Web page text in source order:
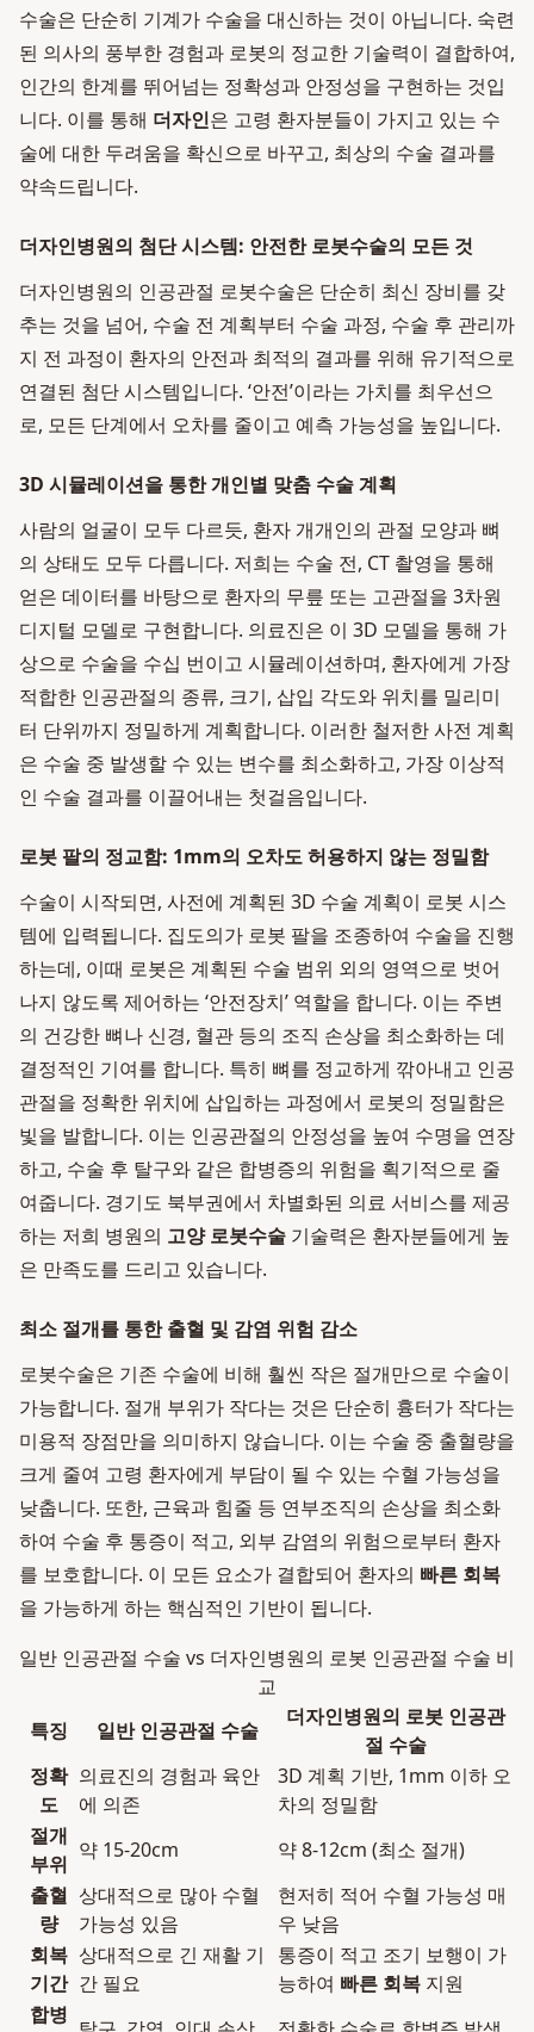
수술은 단순히 기계가 수술을 대신하는 것이 아닙니다. 숙련
된 의사의 풍부한 경험과 로봇의 정교한 기술력이 결합하여,
인간의 한계를 뛰어넘는 정확성과 안정성을 구현하는 것입
니다. 이를 통해 더자인은 고령 환자분들이 가지고 있는 수
술에 대한 두려움을 확신으로 바꾸고, 최상의 수술 결과를
약속드립니다.
더자인병원의 첨단 시스템: 안전한 로봇수술의 모든 것
더자인병원의 인공관절 로봇수술은 단순히 최신 장비를 갖
추는 것을 넘어, 수술 전 계획부터 수술 과정, 수술 후 관리까
지 전 과정이 환자의 안전과 최적의 결과를 위해 유기적으로
연결된 첨단 시스템입니다. ‘안전’이라는 가치를 최우선으
로, 모든 단계에서 오차를 줄이고 예측 가능성을 높입니다.
3D 시뮬레이션을 통한 개인별 맞춤 수술 계획
사람의 얼굴이 모두 다르듯, 환자 개개인의 관절 모양과 뼈
의 상태도 모두 다릅니다. 저희는 수술 전, CT 촬영을 통해
얻은 데이터를 바탕으로 환자의 무릎 또는 고관절을 3차원
디지털 모델로 구현합니다. 의료진은 이 3D 모델을 통해 가
상으로 수술을 수십 번이고 시뮬레이션하며, 환자에게 가장
적합한 인공관절의 종류, 크기, 삽입 각도와 위치를 밀리미
터 단위까지 정밀하게 계획합니다. 이러한 철저한 사전 계획
은 수술 중 발생할 수 있는 변수를 최소화하고, 가장 이상적
인 수술 결과를 이끌어내는 첫걸음입니다.
로봇 팔의 정교함: 1mm의 오차도 허용하지 않는 정밀함
수술이 시작되면, 사전에 계획된 3D 수술 계획이 로봇 시스
템에 입력됩니다. 집도의가 로봇 팔을 조종하여 수술을 진행
하는데, 이때 로봇은 계획된 수술 범위 외의 영역으로 벗어
나지 않도록 제어하는 ‘안전장치’ 역할을 합니다. 이는 주변
의 건강한 뼈나 신경, 혈관 등의 조직 손상을 최소화하는 데
결정적인 기여를 합니다. 특히 뼈를 정교하게 깎아내고 인공
관절을 정확한 위치에 삽입하는 과정에서 로봇의 정밀함은
빛을 발합니다. 이는 인공관절의 안정성을 높여 수명을 연장
하고, 수술 후 탈구와 같은 합병증의 위험을 획기적으로 줄
여줍니다. 경기도 북부권에서 차별화된 의료 서비스를 제공
하는 저희 병원의 고양 로봇수술 기술력은 환자분들에게 높
은 만족도를 드리고 있습니다.
최소 절개를 통한 출혈 및 감염 위험 감소
로봇수술은 기존 수술에 비해 훨씬 작은 절개만으로 수술이
가능합니다. 절개 부위가 작다는 것은 단순히 흉터가 작다는
미용적 장점만을 의미하지 않습니다. 이는 수술 중 출혈량을
크게 줄여 고령 환자에게 부담이 될 수 있는 수혈 가능성을
낮춥니다. 또한, 근육과 힘줄 등 연부조직의 손상을 최소화
하여 수술 후 통증이 적고, 외부 감염의 위험으로부터 환자
를 보호합니다. 이 모든 요소가 결합되어 환자의 빠른 회복
을 가능하게 하는 핵심적인 기반이 됩니다.
일반 인공관절 수술 vs 더자인병원의 로봇 인공관절 수술 비
교
특징
일반 인공관절 수술
더자인병원의 로봇 인공관
절 수술
정확
도
의료진의 경험과 육안
에 의존
3D 계획 기반, 1mm 이하 오
차의 정밀함
절개
부위
약 15-20cm
약 8-12cm (최소 절개)
출혈
량
상대적으로 많아 수혈
가능성 있음
현저히 적어 수혈 가능성 매
우 낮음
회복
기간
상대적으로 긴 재활 기
간 필요
통증이 적고 조기 보행이 가
능하여 빠른 회복 지원
합병